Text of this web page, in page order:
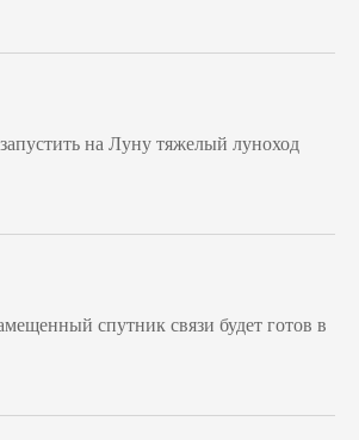
на Луну тяжелый луноход
спутник связи будет готов в